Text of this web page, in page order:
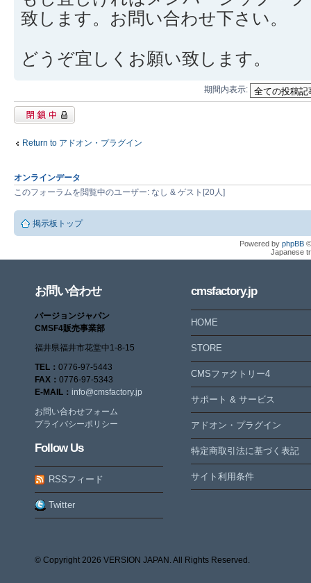
致します。お問い合わせ下さい。
どうぞ宜しくお願い致します。
期間内表示:
閉鎖中トピック
Return to アドオン・プラグイン
オンラインデータ
このフォーラムを閲覧中のユーザー: なし & ゲスト[20人]
掲示板トップ
Powered by phpBB
Japanese
お問い合わせ
バージョンジャパン
CMSF4販売事業部
福井県福井市花堂中1-8-15
TEL： 0776-97-5443
FAX： 0776-97-5343
E-MAIL： info@cmsfactory.jp
お問い合わせフォーム
プライバシーポリシー
Follow Us
RSSフィード
Twitter
cmsfactory.jp
HOME
STORE
CMSファクトリー4
サポート & サービス
アドオン・プラグイン
特定商取引法に基づく表記
サイト利用条件
© Copyright 2026 VERSION JAPAN. All Rights Reserved.